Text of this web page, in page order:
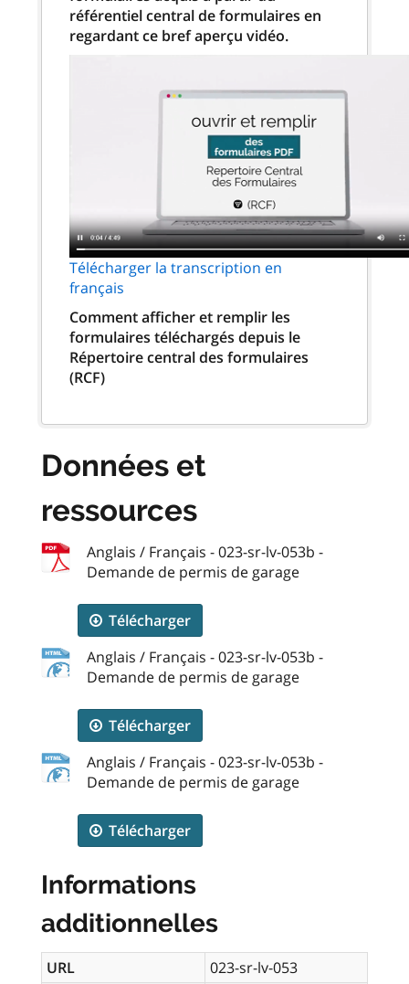
référentiel central de formulaires en
regardant ce bref aperçu vidéo.
Télécharger la transcription en
français
Comment afficher et remplir les
formulaires téléchargés depuis le
Répertoire central des formulaires
(RCF)
Données et
ressources
Anglais / Français - 023-sr-lv-053b -
Demande de permis de garage
Télécharger
Anglais / Français - 023-sr-lv-053b -
Demande de permis de garage
Télécharger
Anglais / Français - 023-sr-lv-053b -
Demande de permis de garage
Télécharger
Informations
additionnelles
URL
023-sr-lv-053